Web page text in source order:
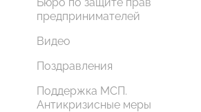
предпринимателей
Видео
Поздравления
Поддержка МСП.
Антикризисные меры